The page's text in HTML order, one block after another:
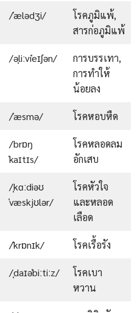
/ˈælədʒi/
โรคภูมิแพ้,
สารก่อภูมิแพ้
/əˌliːviˈeɪʃən/
การบรรเทา,
การทำให้
น้อยลง
/ˈæsmə/ โรคหอบหืด
/brɒŋ
ˈkaɪtɪs/
โรคหลอดลม
อักเสบ
/ˌkɑːdiəʊ
ˈvæskjʊlər/
โรคหัวใจ
และหลอด
เลือด
/ˈkrɒnɪk/ โรคเรื้อรัง
/ˌdaɪəˈbiːtiːz/
โรคเบา
หวาน